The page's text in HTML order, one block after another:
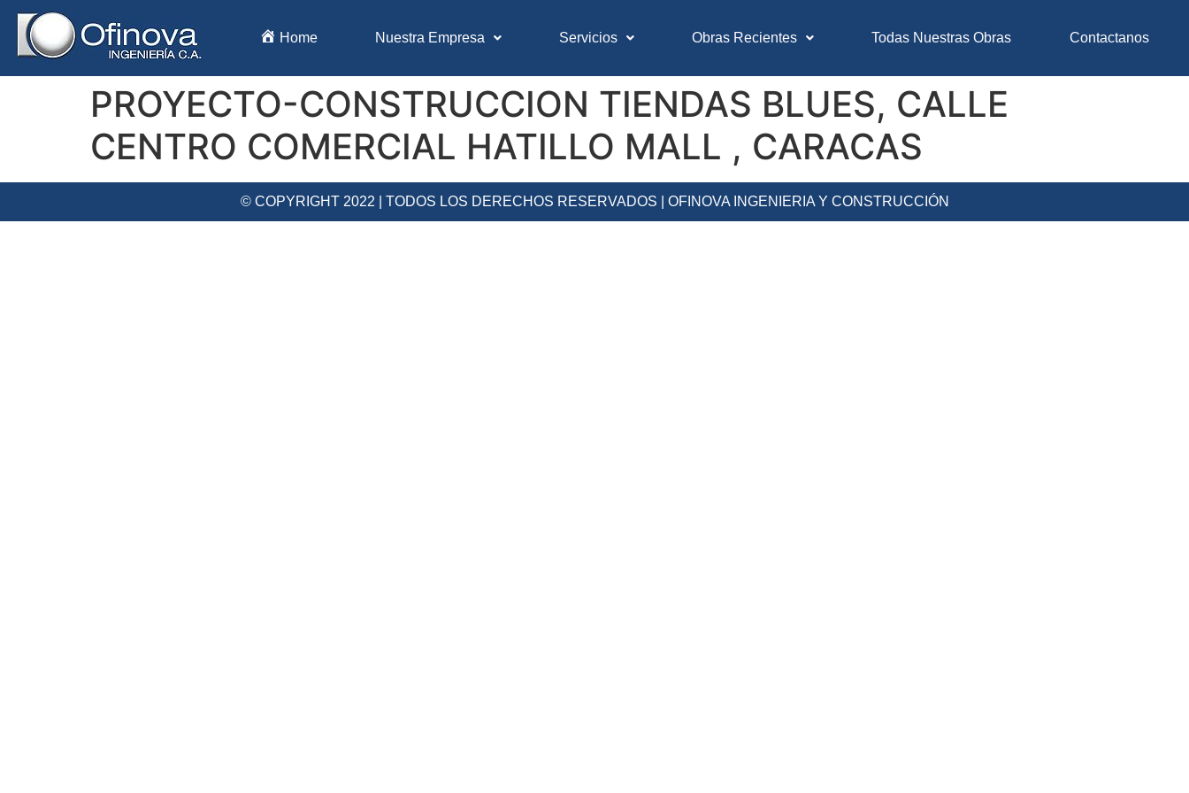
Home Nuestra Empresa Servicios Obras Recientes Todas Nuestras Obras Contactanos
PROYECTO-CONSTRUCCION TIENDAS BLUES, CALLE
CENTRO COMERCIAL HATILLO MALL , CARACAS
© COPYRIGHT 2022 | TODOS LOS DERECHOS RESERVADOS | OFINOVA INGENIERIA Y CONSTRUCCIÓN